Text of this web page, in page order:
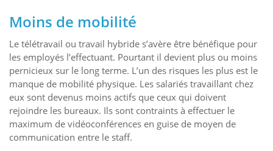
Moins de mobilité
Le télétravail ou travail hybride s’avère être bénéfique pour
les employés l’effectuant. Pourtant il devient plus ou moins
pernicieux sur le long terme. L’un des risques les plus est le
manque de mobilité physique. Les salariés travaillant chez
eux sont devenus moins actifs que ceux qui doivent
rejoindre les bureaux. Ils sont contraints à effectuer le
maximum de vidéoconférences en guise de moyen de
communication entre le staff.